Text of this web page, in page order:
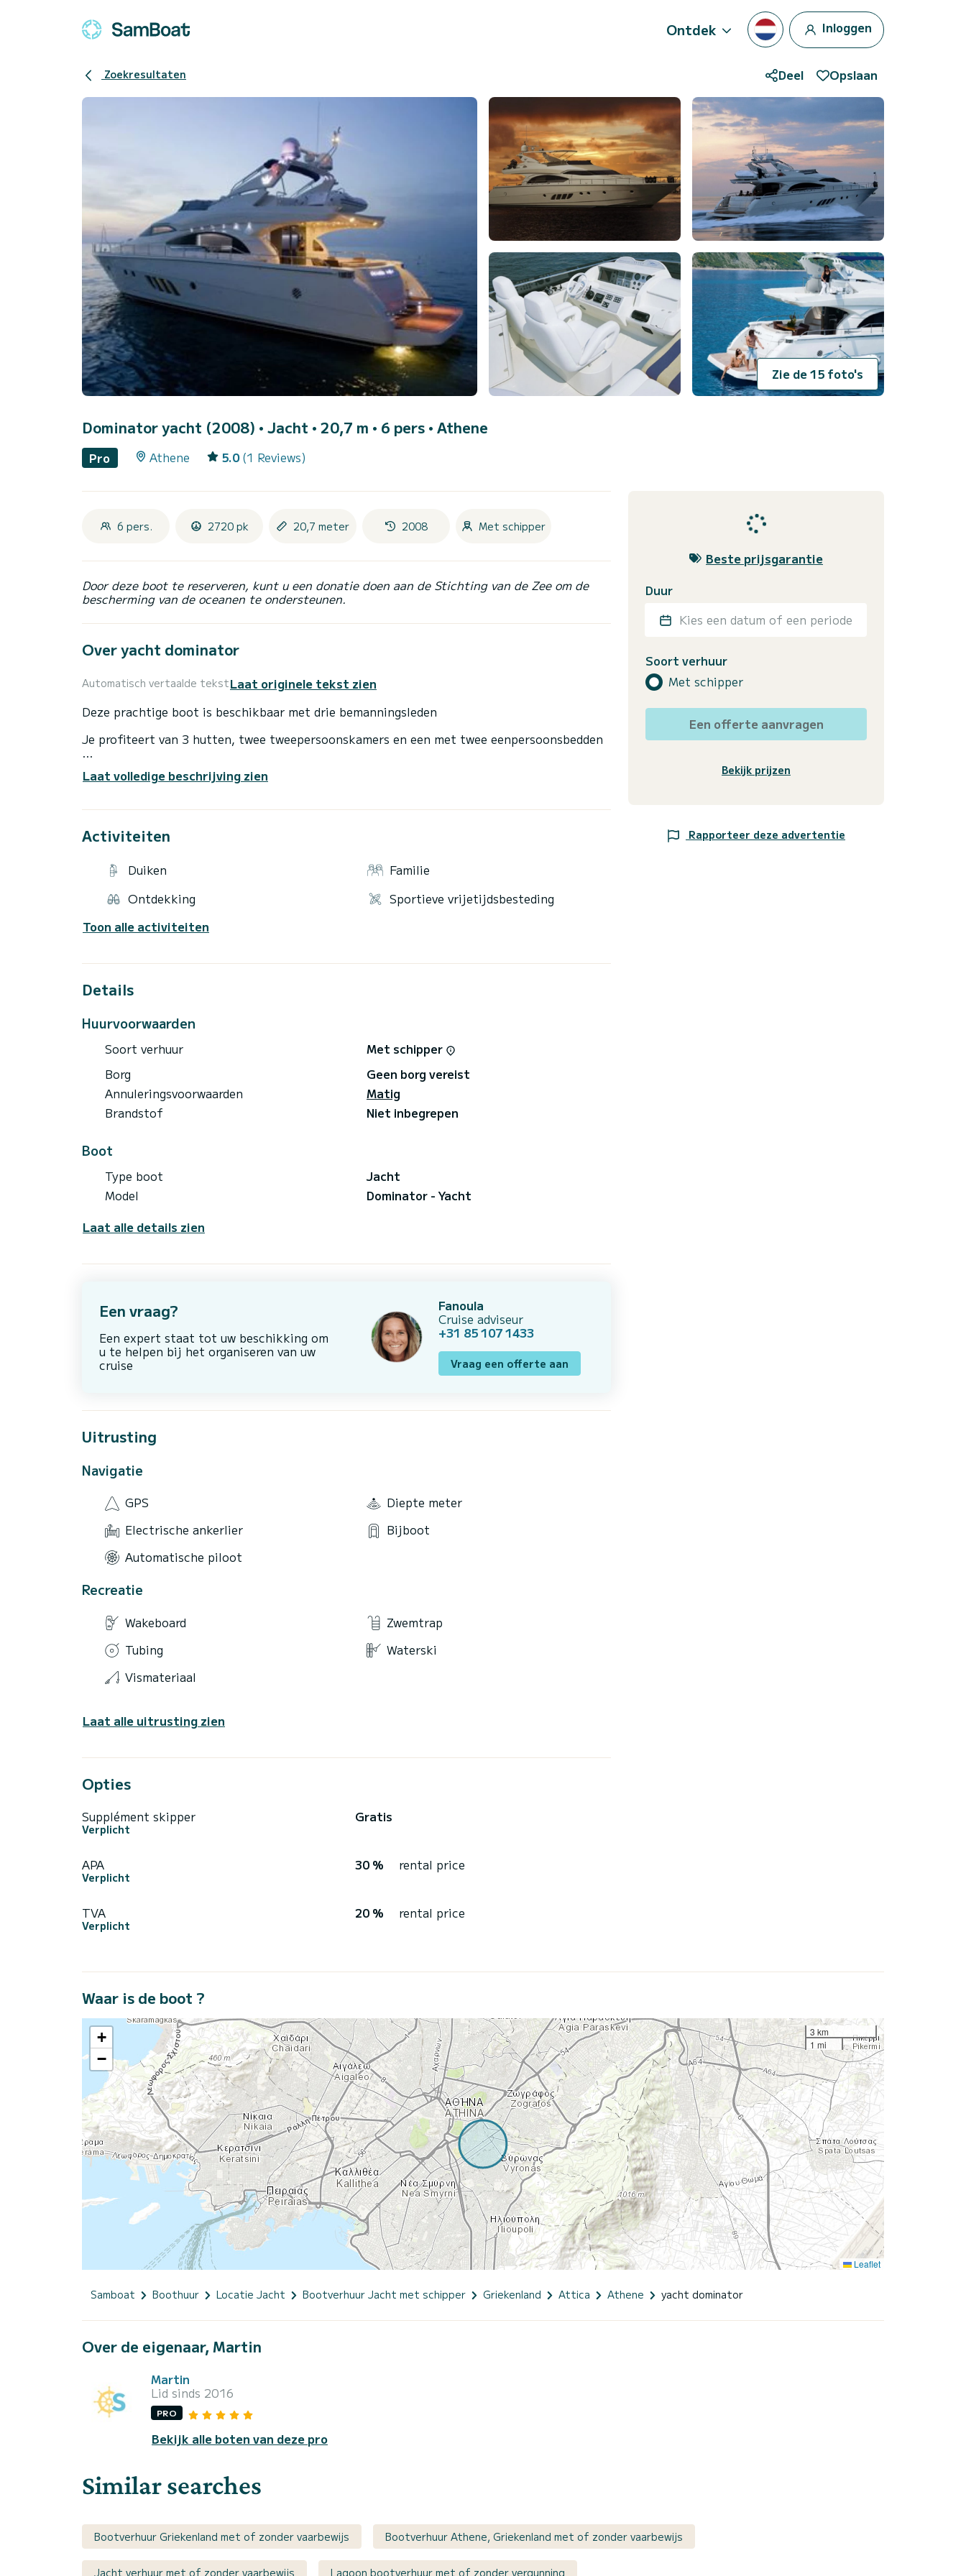
Ontdek Inloggen
Zoekresultaten Deel Opslaan
Zie de 15 foto's
Dominator yacht (2008) • Jacht • 20,7 m • 6 pers • Athene
Pro Athene 5.0 (1 Reviews)
6 pers. 2720 pk 20,7 meter 2008 Met schipper
Door deze boot te reserveren, kunt u een donatie doen aan de Stichting van de Zee om de
bescherming van de oceanen te ondersteunen.
Over yacht dominator
Automatisch vertaalde tekstLaat originele tekst zien
Deze prachtige boot is beschikbaar met drie bemanningsleden
Je profiteert van 3 hutten, twee tweepersoonskamers en een met twee eenpersoonsbedden
enz...)
U vindt op de foto's het comfort van deze luxe boot.
De prijs is vanaf € 18.900,- exclusief belasting per week.
Laat volledige beschrijving zien
Activiteiten
Duiken
Familie
Ontdekking
Sportieve vrijetijdsbesteding
Toon alle activiteiten
Details
Huurvoorwaarden
Soort verhuur
Met schipper
Borg
Geen borg vereist
Annuleringsvoorwaarden
Matig
Brandstof
Niet inbegrepen
Boot
Type boot
Jacht
Model
Dominator - Yacht
Laat alle details zien
Een vraag?
Een expert staat tot uw beschikking om
u te helpen bij het organiseren van uw
cruise
Fanoula
Cruise adviseur
+31 85 107 1433
Vraag een offerte aan
Uitrusting
Navigatie
GPS
Diepte meter
Electrische ankerlier
Bijboot
Automatische piloot
Recreatie
Wakeboard
Zwemtrap
Tubing
Waterski
Vismateriaal
Laat alle uitrusting zien
Opties
Supplément skipper
Verplicht
Gratis
APA
Verplicht
30 % rental price
TVA
Verplicht
20 % rental price
Beste prijsgarantie
Duur
Kies een datum of een periode
Soort verhuur
Met schipper
Een offerte aanvragen
Bekijk prijzen
Rapporteer deze advertentie
Waar is de boot ?
+
−
3 km
1 mi
Leaflet
Samboat Boothuur Locatie Jacht Bootverhuur Jacht met schipper Griekenland Attica Athene yacht dominator
Over de eigenaar, Martin
Martin
Lid sinds 2016
PRO
Bekijk alle boten van deze pro
Similar searches
Bootverhuur Griekenland met of zonder vaarbewijs Bootverhuur Athene, Griekenland met of zonder vaarbewijs
Jacht verhuur met of zonder vaarbewijs Lagoon bootverhuur met of zonder vergunning